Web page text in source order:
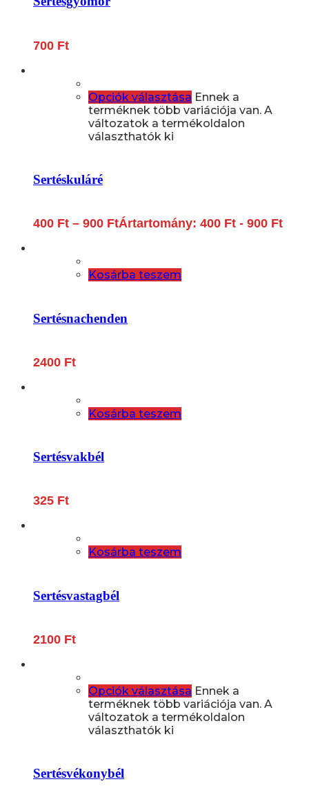
700 Ft
Opciók választása Ennek a
terméknek több variációja van. A
változatok a termékoldalon
választhatók ki
Sertéskuláré
400 Ft – 900 FtÁrtartomány: 400 Ft - 900 Ft
Kosárba teszem
Sertésnachenden
2400 Ft
Kosárba teszem
Sertésvakbél
325 Ft
Kosárba teszem
Sertésvastagbél
2100 Ft
Opciók választása Ennek a
terméknek több variációja van. A
változatok a termékoldalon
választhatók ki
Sertésvékonybél